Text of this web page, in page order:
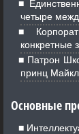
четыре
конкретные
Патрон
принц
Основные